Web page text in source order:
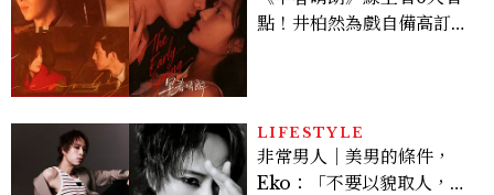
點！井柏然為戲自備高訂，
LIFESTYLE
非常男人｜美男的條件，
Eko：「不要以貌取人，內